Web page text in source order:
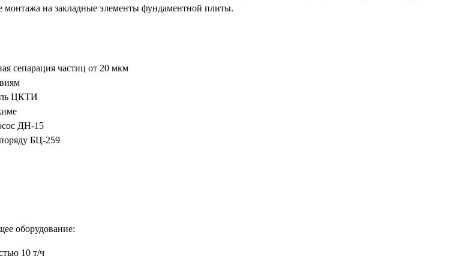
монтажа на закладные элементы фундаментной плиты.
сепарация частиц от 20 мкм
ЦКТИ
ДН-15
БЦ-259
оборудование:
10 т/ч